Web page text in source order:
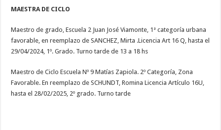
MAESTRA DE CICLO
Maestro de grado, Escuela 2 Juan José Viamonte, 1ª categoría urbana
favorable, en reemplazo de SANCHEZ, Mirta .Licencia Art 16 Q, hasta el
29/04/2024, 1º. Grado. Turno tarde de 13 a 18 hs
Maestro de Ciclo Escuela Nº 9 Matías Zapiola. 2º Categoría, Zona
Favorable. En reemplazo de SCHUNDT, Romina Licencia Artículo 16U,
hasta el 28/02/2025, 2º grado. Turno tarde